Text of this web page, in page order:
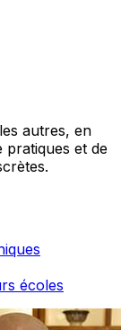
autres, en
pratiques et de
écoles